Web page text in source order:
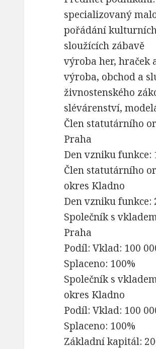
specializovaný
pořádání
sloužících zábavě
výroba her, hraček
výroba, obchod a
živnostenského
slévárenství,
Člen statutárního
Praha
Den vzniku funkce:
Člen statutárního
okres Kladno
Den vzniku funkce:
Společník s
Praha
Podíl: Vklad: 100
Splaceno: 100%
Společník s
okres Kladno
Podíl: Vklad: 100
Splaceno: 100%
Základní kapitál: